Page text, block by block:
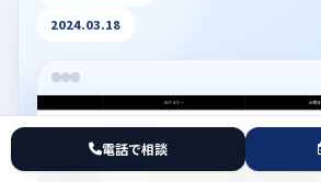
2024.03.18
電話で相談